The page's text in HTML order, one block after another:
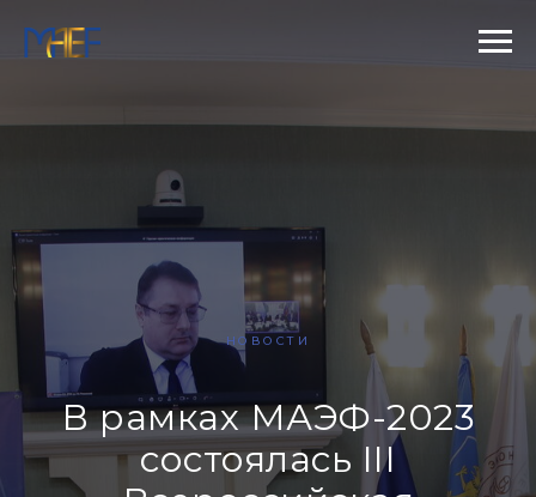
НОВОСТИ
В рамках МАЭФ-2023
состоялась III